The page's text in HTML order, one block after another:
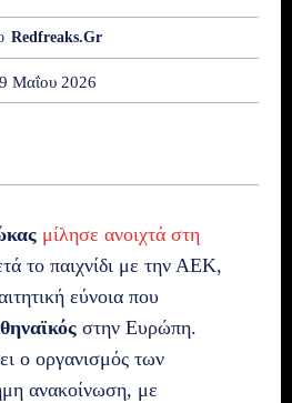
Redfreaks.gr
Μαΐου 2026
μίλησε ανοιχτά στη
το παιχνίδι με την ΑΕΚ,
εύνοια που
στην Ευρώπη.
ο οργανισμός των
ανακοίνωση, με